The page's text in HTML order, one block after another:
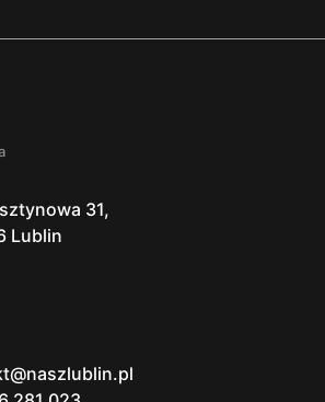
31,
Lublin